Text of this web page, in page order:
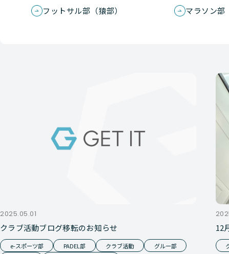
フットサル部（猿部） マラソン部
2025.05.01
クラブ活動ブログ移転のお知らせ
e-スポーツ部 PADEL部 クラブ活動
グルー部
12